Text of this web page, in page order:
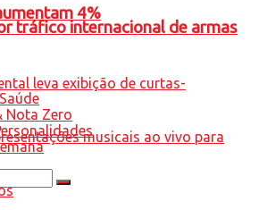
4%
tráfico internacional de armas
Nota Zero